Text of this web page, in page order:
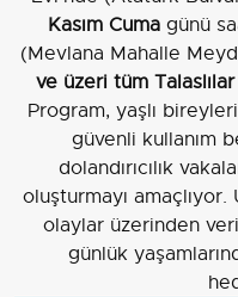
Kasım Cumagünü
(Mevlana Mahalle
ve üzeri tüm Talaslılar
Program, yaşlı
güvenli kullanım
dolandırıcılık
oluşturmayı
olaylar üzerinden
günlük